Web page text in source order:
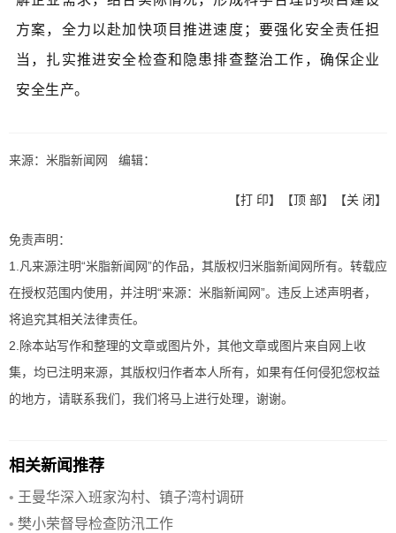
方案，全力以赴加快项目推进速度；要强化安全责任担
当，扎实推进安全检查和隐患排查整治工作，确保企业
安全生产。
来源：米脂新闻网 编辑：
【打 印】【顶 部】【关 闭】
免责声明：
1.凡来源注明“米脂新闻网”的作品，其版权归米脂新闻网所有。转载应
在授权范围内使用，并注明“来源：米脂新闻网”。违反上述声明者，
将追究其相关法律责任。
2.除本站写作和整理的文章或图片外，其他文章或图片来自网上收
集，均已注明来源，其版权归作者本人所有，如果有任何侵犯您权益
的地方，请联系我们，我们将马上进行处理，谢谢。
相关新闻推荐
• 王曼华深入班家沟村、镇子湾村调研
• 樊小荣督导检查防汛工作